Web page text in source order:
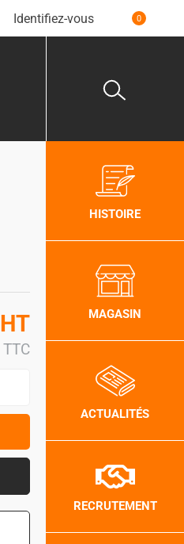
Identifiez-vous 0
HT
TTC
HISTOIRE
MAGASIN
ACTUALITÉS
RECRUTEMENT